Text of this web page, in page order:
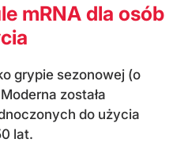
mRNA dla osób
grypie sezonowej (o
została
do użycia
lat.